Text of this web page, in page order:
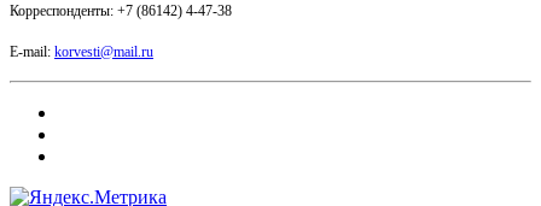
Корреспонденты: +7 (86142) 4-47-38
E-mail: korvesti@mail.ru